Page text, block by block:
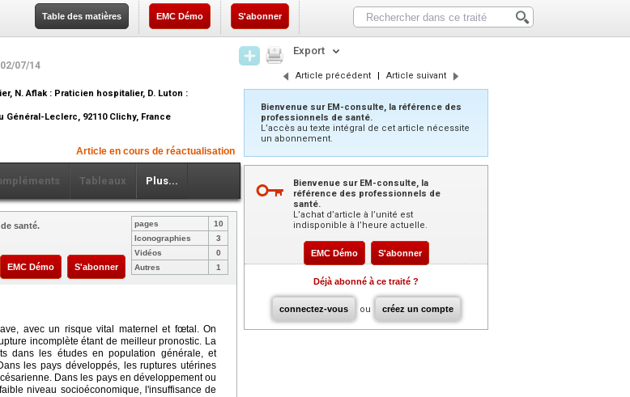
Table des matières EMC Démo S'abonner
07/14
, N. Aflak : Praticien hospitalier, D. Luton :
Leclerc, 92110 Clichy, France
Article en cours de réactualisation
Tableaux Plus...
santé.
EMC Démo S'abonner
pages
10
Iconographies
3
Vidéos
0
Autres
1
avec un risque vital maternel et fœtal. On
incomplète étant de meilleur pronostic. La
dans les études en population générale, et
les pays développés, les ruptures utérines
Dans les pays en développement ou
niveau socioéconomique, l'insuffisance de
Export
Article précédent | Article suivant
Bienvenue sur EM-consulte, la référence des
professionnels de santé.
L’accès au texte intégral de cet article nécessite
un abonnement.
Bienvenue sur EM-consulte, la
référence des professionnels de
santé.
L’achat d’article à l’unité est
indisponible à l’heure actuelle.
EMC Démo S'abonner
Déjà abonné à ce traité ?
connectez-vous ou créez un compte